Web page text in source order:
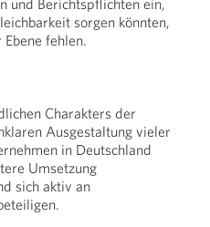
und Berichtspflichten ein,
sorgen könnten,
fehlen.
Charakters der
Ausgestaltung vieler
in Deutschland
Umsetzung
sich aktiv an